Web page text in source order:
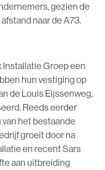
gezien de
naar de A73.
Installatie Groep een
hun vestiging op
de Louis Eijssenweg,
Reeds eerder
het bestaande
groeit door na
en recent Sars
aan uitbreiding